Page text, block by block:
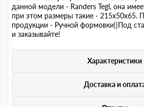
данной модели - Randers Tegl, она
при этом размеры такие - 215х50х65.
продукции - Ручной формовки||Под
и заказывайте!
Характеристики
Доставка и